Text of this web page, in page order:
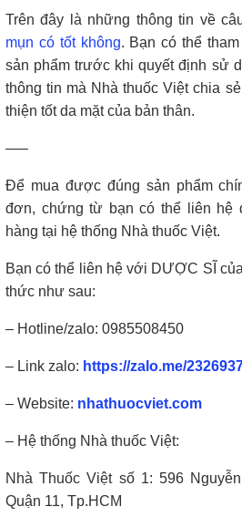
Trên đây là những thông tin về
mụn có tốt không. Bạn có thể
sản phẩm trước khi quyết định sử
thông tin mà Nhà thuốc Việt chia
thiện tốt da mặt của bản thân.
—–
Để mua được đúng sản phẩm
đơn, chứng từ bạn có thể liên hệ
hàng tại hệ thống Nhà thuốc Việt.
Bạn có thể liên hệ với DƯỢC SĨ
thức như sau:
– Hotline/zalo: 0985508450
– Link zalo: https://zalo.me/
– Website: nhathuocviet.com
– Hệ thống Nhà thuốc Việt:
Nhà Thuốc Việt số 1: 596
Quận 11, Tp.HCM